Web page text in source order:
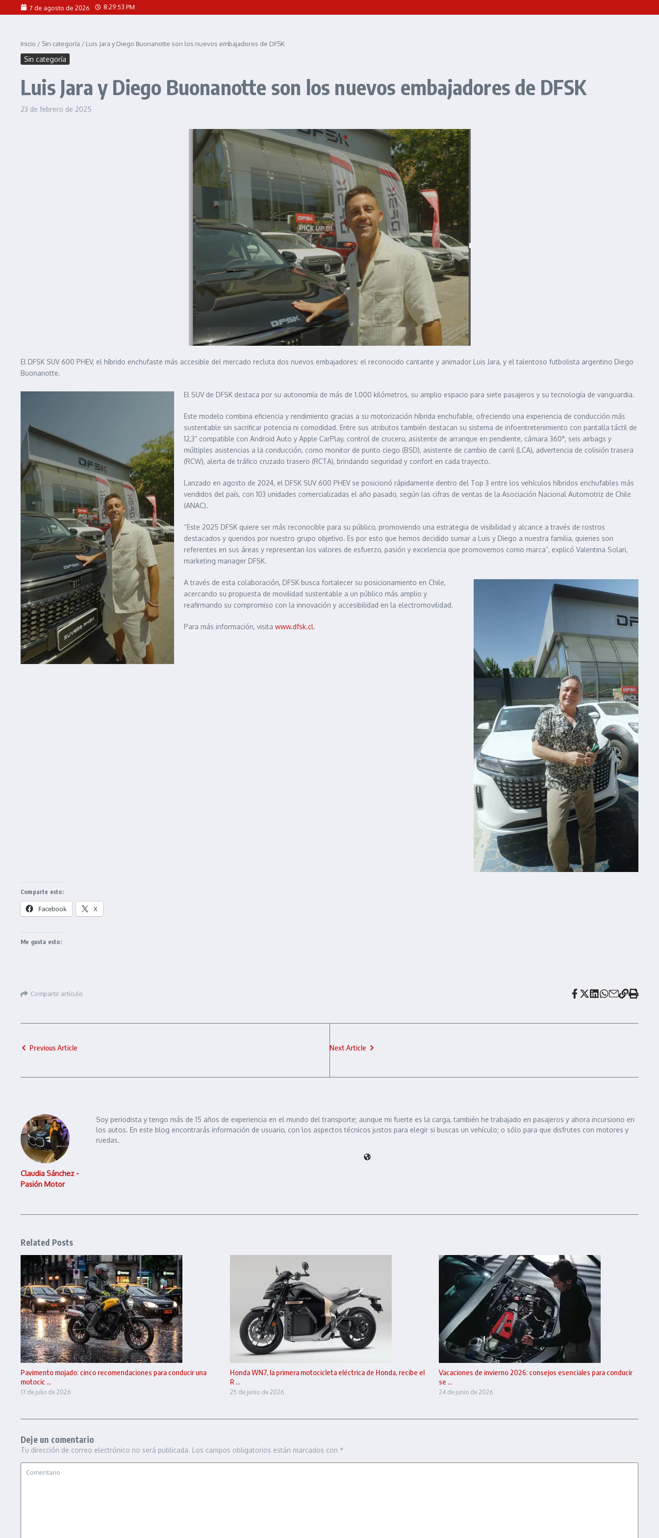
Saltar al contenido7 de agosto de 2026 8:29:54 PM
Inicio / Sin categoría / Luis Jara y Diego Buonanotte son los nuevos embajadores de DFSK
Sin categoría
Luis Jara y Diego Buonanotte son los nuevos embajadores de DFSK
23 de febrero de 2025
El DFSK SUV 600 PHEV, el híbrido enchufaste más accesible del mercado recluta dos nuevos embajadores: el reconocido cantante y animador Luis Jara, y el talentoso futbolista argentino Diego
Buonanotte.
El SUV de DFSK destaca por su autonomía de más de 1.000 kilómetros, su amplio espacio para siete pasajeros y su tecnología de vanguardia.
Este modelo combina eficiencia y rendimiento gracias a su motorización híbrida enchufable, ofreciendo una experiencia de conducción más
sustentable sin sacrificar potencia ni comodidad. Entre sus atributos también destacan su sistema de infoentretenimiento con pantalla táctil de
12,3” compatible con Android Auto y Apple CarPlay, control de crucero, asistente de arranque en pendiente, cámara 360°, seis airbags y
múltiples asistencias a la conducción, como monitor de punto ciego (BSD), asistente de cambio de carril (LCA), advertencia de colisión trasera
(RCW), alerta de tráfico cruzado trasero (RCTA), brindando seguridad y confort en cada trayecto.
Lanzado en agosto de 2024, el DFSK SUV 600 PHEV se posicionó rápidamente dentro del Top 3 entre los vehículos híbridos enchufables más
vendidos del país, con 103 unidades comercializadas el año pasado, según las cifras de ventas de la Asociación Nacional Automotriz de Chile
(ANAC).
“Este 2025 DFSK quiere ser más reconocible para su público, promoviendo una estrategia de visibilidad y alcance a través de rostros
destacados y queridos por nuestro grupo objetivo. Es por esto que hemos decidido sumar a Luis y Diego a nuestra familia, quienes son
referentes en sus áreas y representan los valores de esfuerzo, pasión y excelencia que promovemos como marca”, explicó Valentina Solari,
marketing manager DFSK.
A través de esta colaboración, DFSK busca fortalecer su posicionamiento en Chile,
acercando su propuesta de movilidad sustentable a un público más amplio y
reafirmando su compromiso con la innovación y accesibilidad en la electromovilidad.
Para más información, visita www.dfsk.cl.
Comparte esto:
Facebook X
Me gusta esto:
Compartir artículo
Previous Article Next Article
Claudia Sánchez -
Pasión Motor
Soy periodista y tengo más de 15 años de experiencia en el mundo del transporte; aunque mi fuerte es la carga, también he trabajado en pasajeros y ahora incursiono en
los autos. En este blog encontrarás información de usuario, con los aspectos técnicos justos para elegir si buscas un vehículo; o sólo para que disfrutes con motores y
ruedas.
Related Posts
Pavimento mojado: cinco recomendaciones para conducir una
motocic ...
17 de julio de 2026
Honda WN7, la primera motocicleta eléctrica de Honda, recibe el
R ...
25 de junio de 2026
Vacaciones de invierno 2026: consejos esenciales para conducir
se ...
24 de junio de 2026
Deje un comentario
Tu dirección de correo electrónico no será publicada. Los campos obligatorios están marcados con *